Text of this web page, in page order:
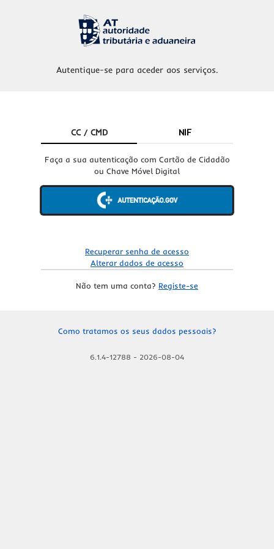
Autentique-se para aceder aos serviços.
CC / CMD NIF
Faça a sua autenticação com Cartão de Cidadão
ou Chave Móvel Digital
Recuperar senha de acesso
Alterar dados de acesso
Não tem uma conta? Registe-se
Como tratamos os seus dados pessoais?
6.1.4-12788 - 2026-08-04